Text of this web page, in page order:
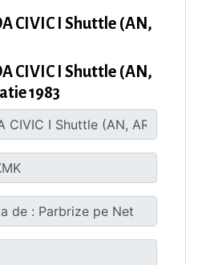
CIVIC I Shuttle (AN,
CIVIC I Shuttle (AN,
1983